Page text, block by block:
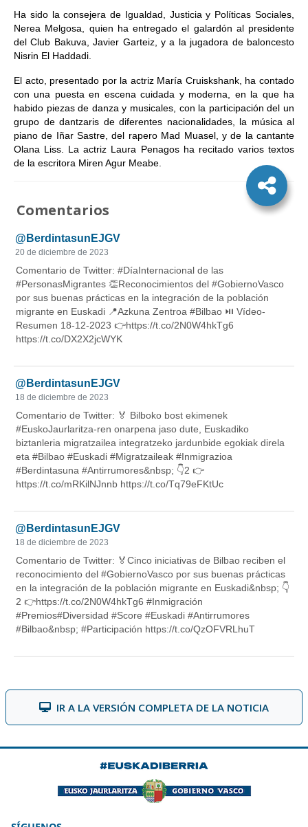
Ha sido la consejera de Igualdad, Justicia y Políticas Sociales,
Nerea Melgosa, quien ha entregado el galardón al presidente
del Club Bakuva, Javier Garteiz, y a la jugadora de baloncesto
Nisrin El Haddadi.
El acto, presentado por la actriz María Cruiskshank, ha contado
con una puesta en escena cuidada y moderna, en la que ha
habido piezas de danza y musicales, con la participación del un
grupo de dantzaris de diferentes nacionalidades, la música al
piano de Iñar Sastre, del rapero Mad Muasel, y de la cantante
Olana Liss. La actriz Laura Penagos ha recitado varios textos
de la escritora Miren Agur Meabe.
Comentarios
IR A LA VERSIÓN COMPLETA DE LA NOTICIA